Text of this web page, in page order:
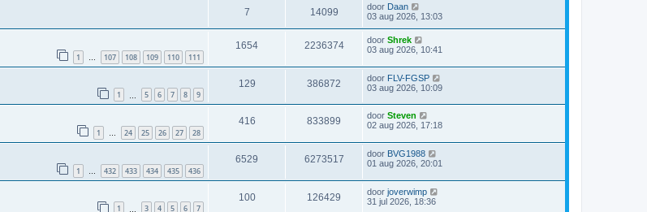
7 14099 door Daan
03 aug 2026, 13:03
1 … 107 108 109 110 111
1654 2236374 door Shrek
03 aug 2026, 10:41
1 5 6 7 8 9
129 386872 door FLV-FGSP
03 aug 2026, 10:09
1 … 24 25 26 27 28
416 833899 door Steven
02 aug 2026, 17:18
1 … 432 433 434 435 436
6529 6273517 door BVG1988
01 aug 2026, 20:01
1 3 4 5 6 7
100 126429 door joverwimp
31 jul 2026, 18:36